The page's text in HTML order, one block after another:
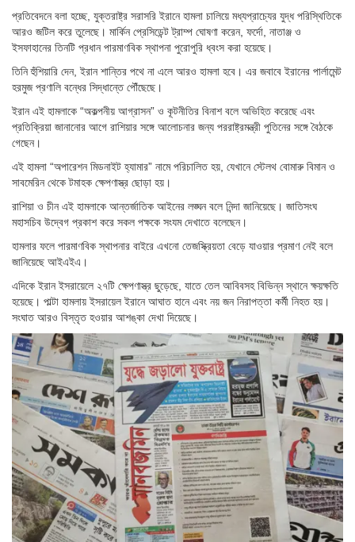
প্রতিবেদনে বলা হচ্ছে, যুক্তরাষ্ট্র সরাসরি ইরানে হামলা চালিয়ে মধ্যপ্রাচ্যের যুদ্ধ পরিস্থিতিকে
আরও জটিল করে তুলেছে। মার্কিন প্রেসিডেন্ট ট্রাম্প ঘোষণা করেন, ফর্দো, নাতাঞ্জ ও
ইসফাহানের তিনটি প্রধান পারমাণবিক স্থাপনা পুরোপুরি ধ্বংস করা হয়েছে।
তিনি হুঁশিয়ারি দেন, ইরান শান্তির পথে না এলে আরও হামলা হবে। এর জবাবে ইরানের পার্লামেন্ট
হরমুজ প্রণালি বন্ধের সিদ্ধান্তে পৌঁছেছে।
ইরান এই হামলাকে “অকল্পনীয় আগ্রাসন” ও কূটনীতির বিনাশ বলে অভিহিত করেছে এবং
প্রতিক্রিয়া জানানোর আগে রাশিয়ার সঙ্গে আলোচনার জন্য পররাষ্ট্রমন্ত্রী পুতিনের সঙ্গে বৈঠকে
গেছেন।
এই হামলা “অপারেশন মিডনাইট হ্যামার” নামে পরিচালিত হয়, যেখানে স্টেলথ বোমারু বিমান ও
সাবমেরিন থেকে টমাহক ক্ষেপণাস্ত্র ছোড়া হয়।
রাশিয়া ও চীন এই হামলাকে আন্তর্জাতিক আইনের লঙ্ঘন বলে নিন্দা জানিয়েছে। জাতিসংঘ
মহাসচিব উদ্বেগ প্রকাশ করে সকল পক্ষকে সংযম দেখাতে বলেছেন।
হামলার ফলে পারমাণবিক স্থাপনার বাইরে এখনো তেজস্ক্রিয়তা বেড়ে যাওয়ার প্রমাণ নেই বলে
জানিয়েছে আইএইএ।
এদিকে ইরান ইসরায়েলে ২৭টি ক্ষেপণাস্ত্র ছুড়েছে, যাতে তেল আবিবসহ বিভিন্ন স্থানে ক্ষয়ক্ষতি
হয়েছে। পাল্টা হামলায় ইসরায়েল ইরানে আঘাত হানে এবং নয় জন নিরাপত্তা কর্মী নিহত হয়।
সংঘাত আরও বিস্তৃত হওয়ার আশঙ্কা দেখা দিয়েছে।